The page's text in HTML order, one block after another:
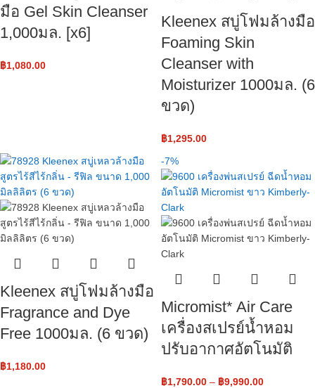
มือ Gel Skin Cleanser
1,000มล. [x6]
฿1,080.00
Kleenex สบู่โฟมล้างมือ
Foaming Skin
Cleanser with
Moisturizer 1000มล. (6
ขวด)
฿1,295.00
Kleenex สบู่โฟมล้างมือ
Fragrance and Dye
Free 1000มล. (6 ขวด)
฿1,180.00
-7%
Micromist* Air Care
เครื่องสเปรย์น้ำหอม
ปรับอากาศอัตโนมัติ
฿1,790.00 – ฿9,990.00